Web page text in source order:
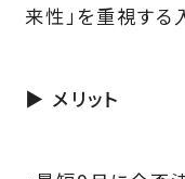
来性」を重視する
▶ メリット